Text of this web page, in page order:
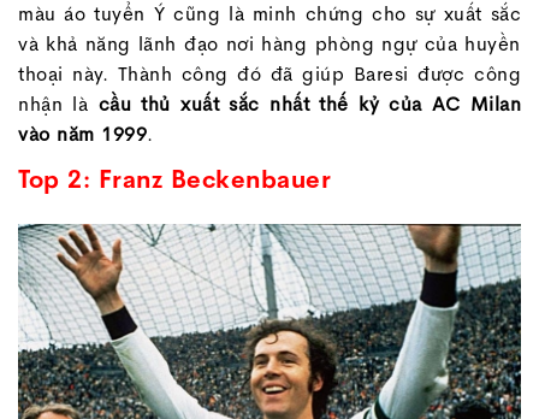
màu áo tuyển Ý cũng là minh chứng cho sự xuất sắc
và khả năng lãnh đạo nơi hàng phòng ngự của huyền
thoại này. Thành công đó đã giúp Baresi được công
nhận là cầu thủ xuất sắc nhất thế kỷ của AC Milan
vào năm 1999.
Top 2: Franz Beckenbauer